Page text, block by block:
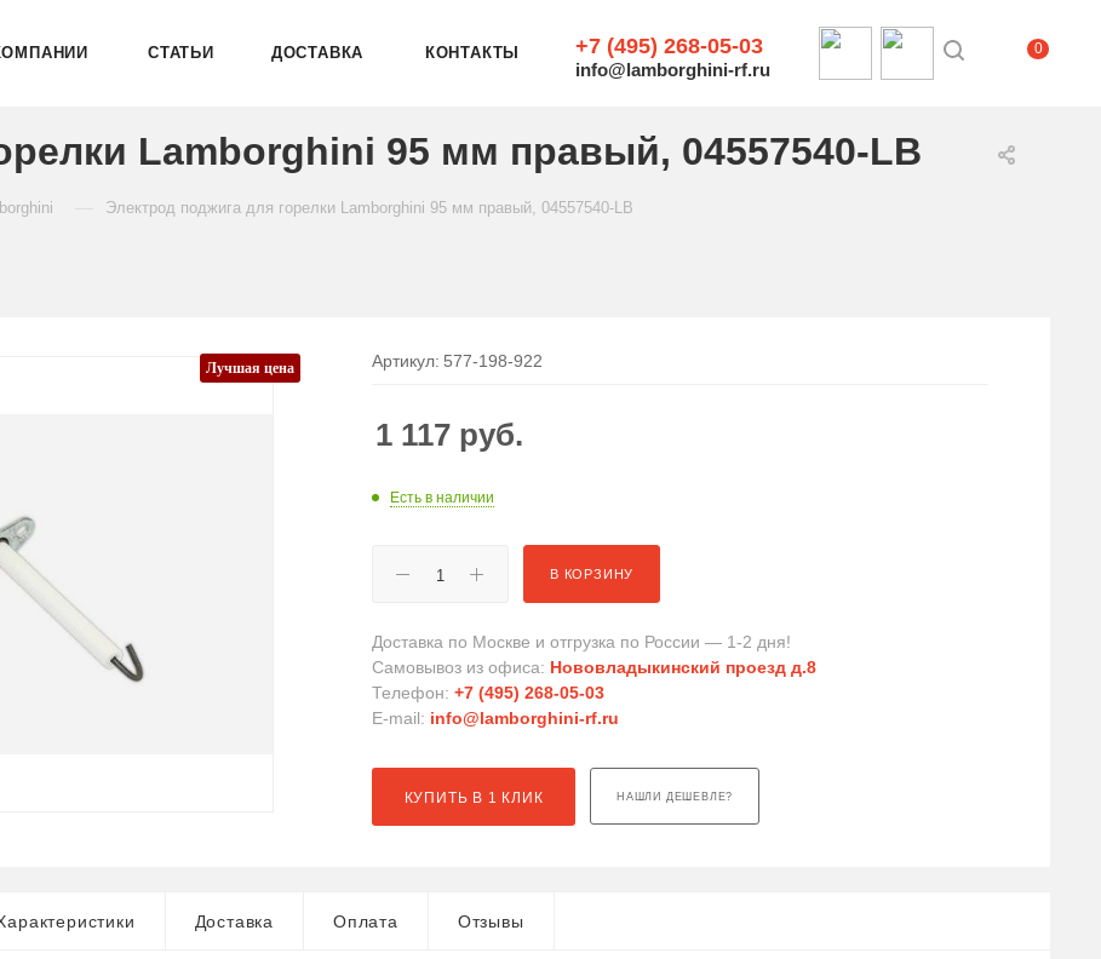
СТАТЬИ ДОСТАВКА КОНТАКТЫ +7 (495) 268-05-03
info@lamborghini-rf.ru
0
Lamborghini 95 мм правый, 04557540-LB
Электрод поджига для горелки Lamborghini 95 мм правый, 04557540-LB
Лучшая цена Артикул: 577-198-922
1 117 руб.
Есть в наличии
В КОРЗИНУ
Доставка по Москве и отгрузка по России — 1-2 дня!
Самовывоз из офиса: Нововладыкинский проезд д.8
Телефон:+7 (495) 268-05-03
E-mail: info@lamborghini-rf.ru
КУПИТЬ В 1 КЛИК НАШЛИ ДЕШЕВЛЕ?
Доставка Оплата Отзывы